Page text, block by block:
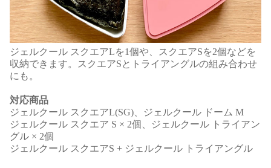
ジェルクール スクエアLを1個や、スクエアSを2個などを
収納できます。スクエアSとトライアングルの組み合わせ
にも。
対応商品
ジェルクール スクエアL(SG)、ジェルクール ドーム M
ジェルクール スクエア S × 2個、ジェルクール トライアン
グル × 2個
ジェルクール スクエアS + ジェルクール トライアングル